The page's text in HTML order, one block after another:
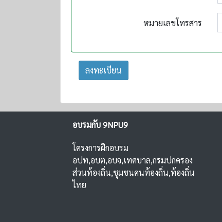
หมายเลขโทรสาร
ลงทะเบียน
อบรมกับ 9NPU9
โครงการฝึกอบรม
อปท,อบต,อบจ,เทศบาล,กรมปกครอง
ส่วนท้องถิ่น,ชุมชนคนท้องถิ่น,ท้องถิ่น
ไทย